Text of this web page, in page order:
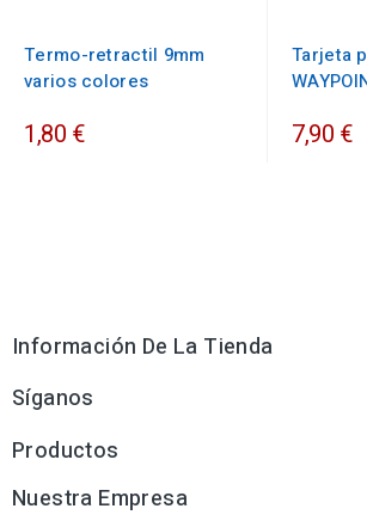
Termo-retractil 9mm
varios colores
1,80 €
Tarjeta
7,90 €
Información De La Tienda
Síganos
Productos
Nuestra Empresa